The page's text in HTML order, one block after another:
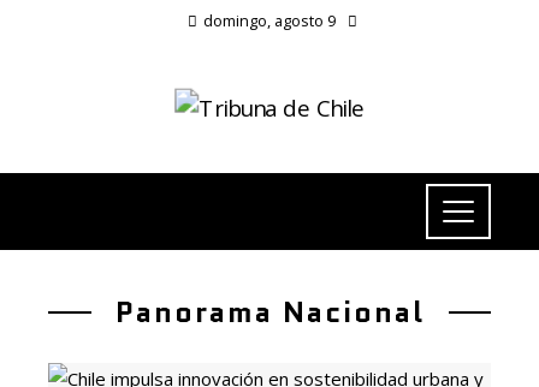
domingo, agosto 9
Panorama Nacional